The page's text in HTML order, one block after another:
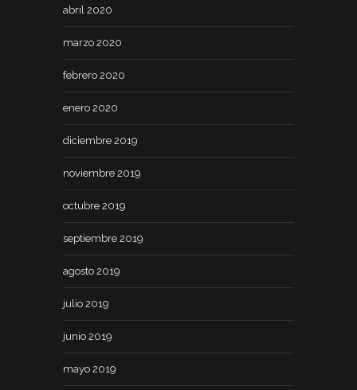
abril 2020
marzo 2020
febrero 2020
enero 2020
diciembre 2019
noviembre 2019
octubre 2019
septiembre 2019
agosto 2019
julio 2019
junio 2019
mayo 2019